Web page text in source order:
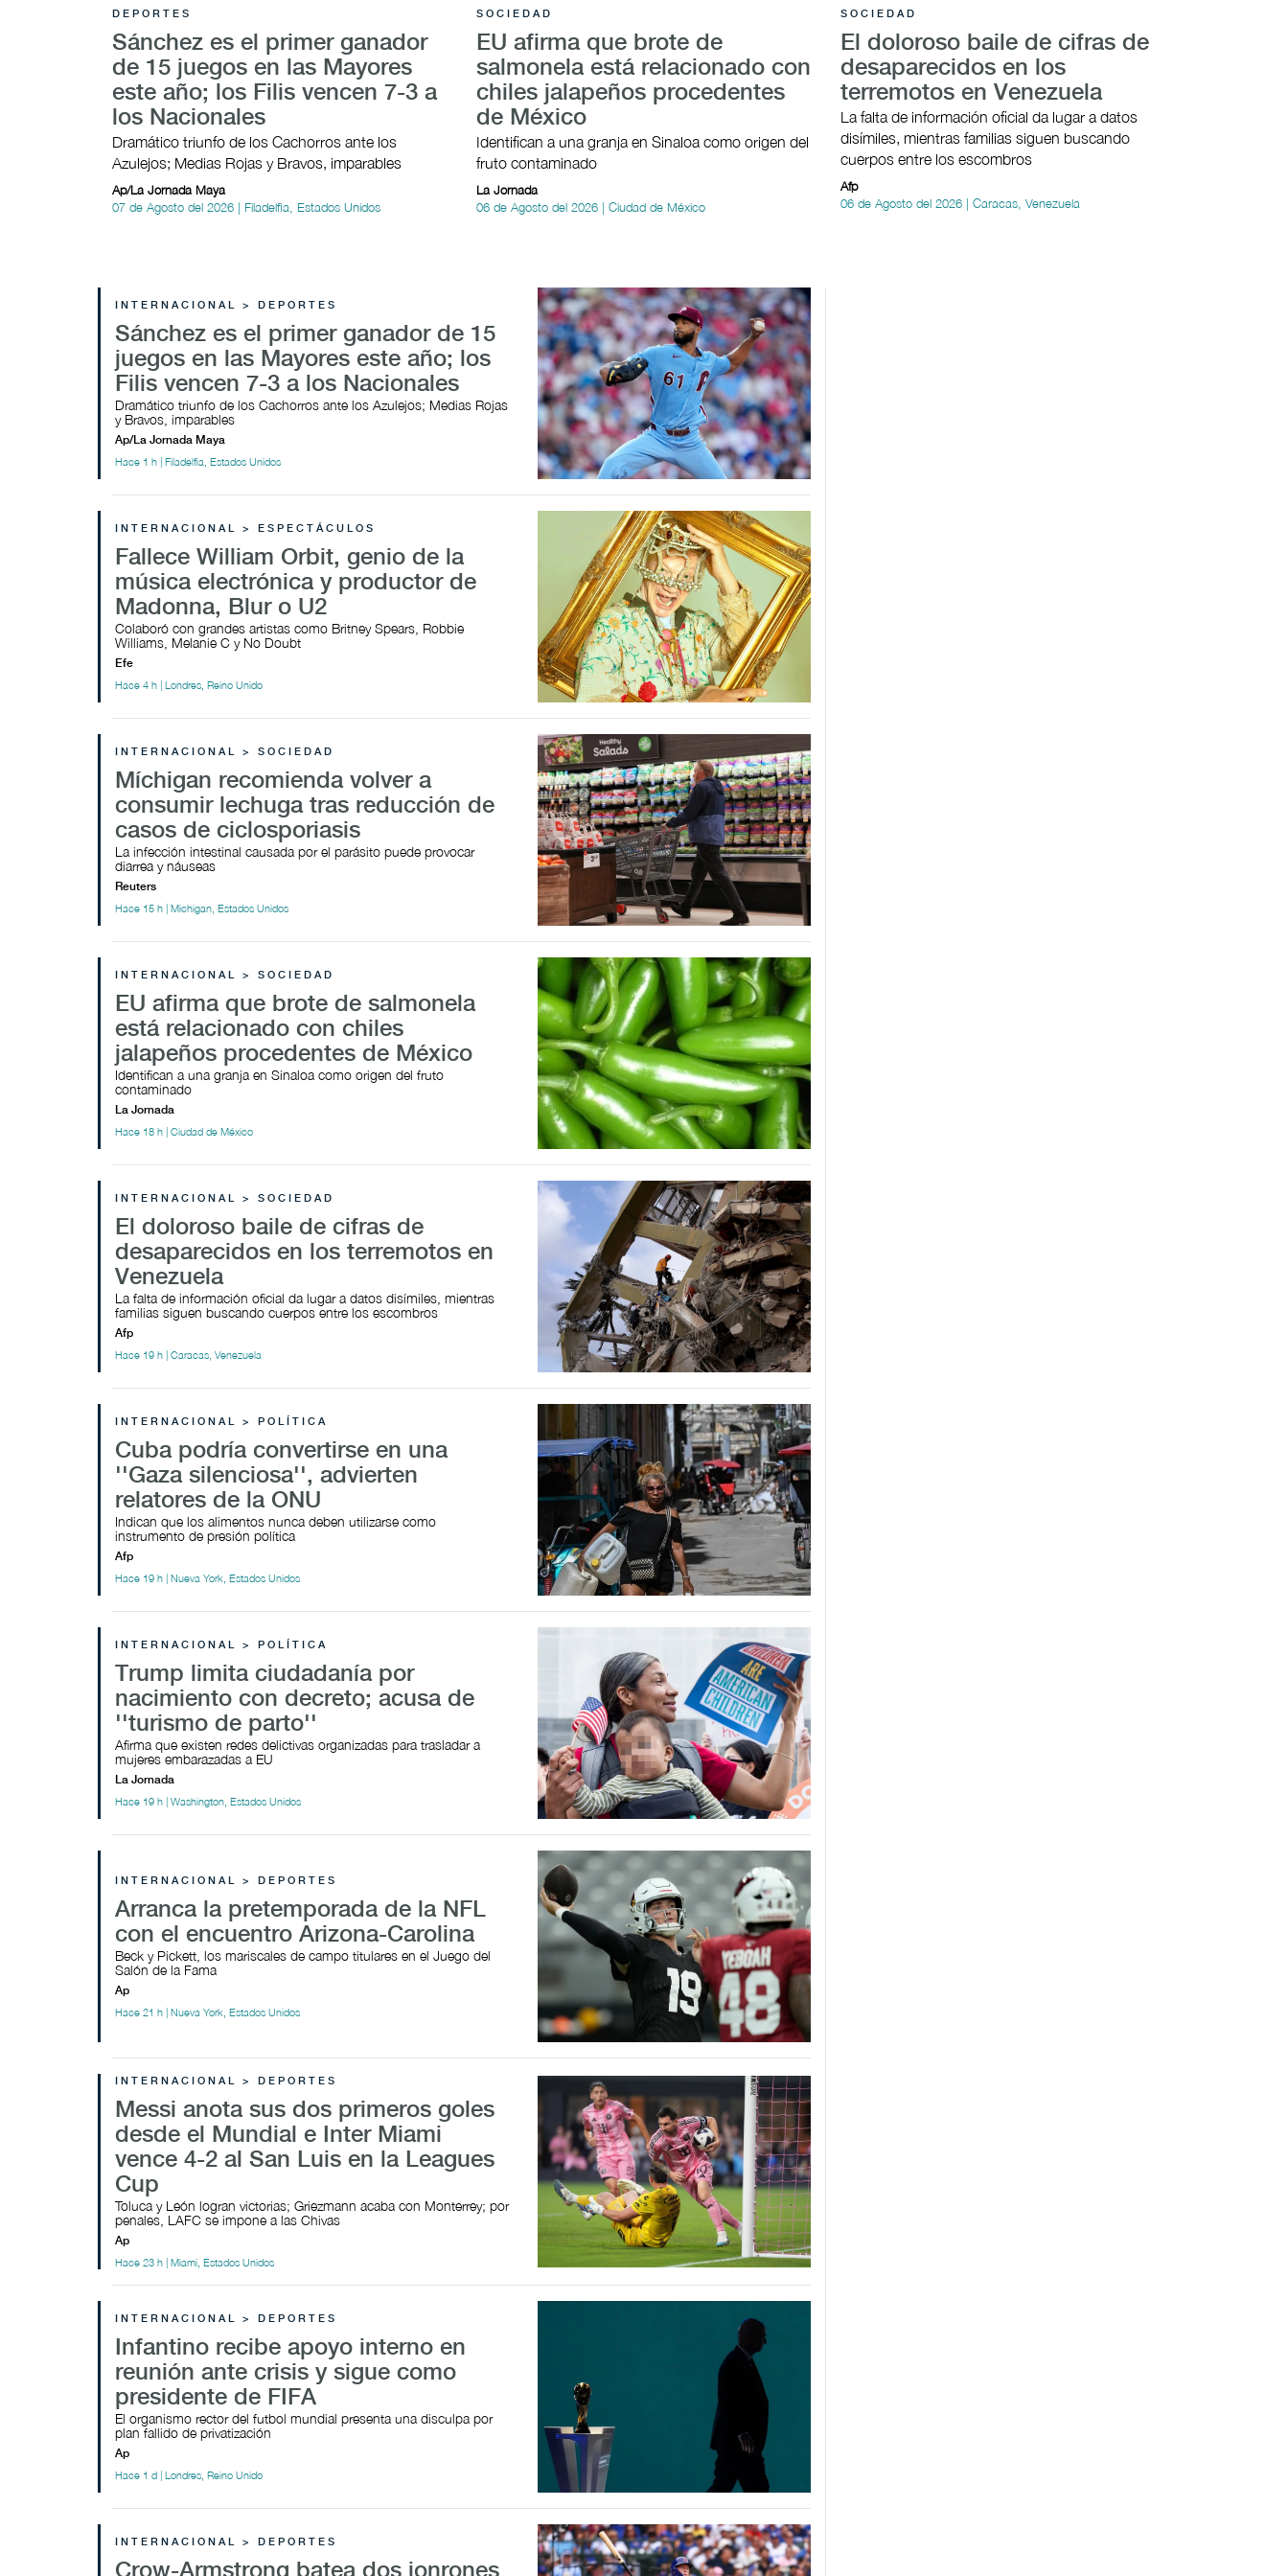
DEPORTES
Sánchez es el primer ganador
de 15 juegos en las Mayores
este año; los Filis vencen 7-3 a
los Nacionales
Dramático triunfo de los Cachorros ante los
Azulejos; Medias Rojas y Bravos, imparables
Ap/La Jornada Maya
07 de Agosto del 2026 | Filadelfia, Estados Unidos
SOCIEDAD
EU afirma que brote de
salmonela está relacionado con
chiles jalapeños procedentes
de México
Identifican a una granja en Sinaloa como origen del
fruto contaminado
La Jornada
06 de Agosto del 2026 | Ciudad de México
SOCIEDAD
El doloroso baile de cifras de
desaparecidos en los
terremotos en Venezuela
La falta de información oficial da lugar a datos
disímiles, mientras familias siguen buscando
cuerpos entre los escombros
Afp
06 de Agosto del 2026 | Caracas, Venezuela
INTERNACIONAL > DEPORTES
Sánchez es el primer ganador de 15
juegos en las Mayores este año; los
Filis vencen 7-3 a los Nacionales
Dramático triunfo de los Cachorros ante los Azulejos; Medias Rojas
y Bravos, imparables
Ap/La Jornada Maya
Hace 1 h | Filadelfia, Estados Unidos
INTERNACIONAL > ESPECTÁCULOS
Fallece William Orbit, genio de la
música electrónica y productor de
Madonna, Blur o U2
Colaboró con grandes artistas como Britney Spears, Robbie
Williams, Melanie C y No Doubt
Efe
Hace 4 h | Londres, Reino Unido
INTERNACIONAL > SOCIEDAD
Míchigan recomienda volver a
consumir lechuga tras reducción de
casos de ciclosporiasis
La infección intestinal causada por el parásito puede provocar ​
diarrea y náuseas
Reuters
Hace 15 h | Michigan, Estados Unidos
INTERNACIONAL > SOCIEDAD
EU afirma que brote de salmonela
está relacionado con chiles
jalapeños procedentes de México
Identifican a una granja en Sinaloa como origen del fruto
contaminado
La Jornada
Hace 18 h | Ciudad de México
INTERNACIONAL > SOCIEDAD
El doloroso baile de cifras de
desaparecidos en los terremotos en
Venezuela
La falta de información oficial da lugar a datos disímiles, mientras
familias siguen buscando cuerpos entre los escombros
Afp
Hace 19 h | Caracas, Venezuela
INTERNACIONAL > POLÍTICA
Cuba podría convertirse en una
''Gaza silenciosa'', advierten
relatores de la ONU
Indican que los alimentos nunca deben utilizarse como
instrumento de presión política
Afp
Hace 19 h | Nueva York, Estados Unidos
INTERNACIONAL > POLÍTICA
Trump limita ciudadanía por
nacimiento con decreto; acusa de
''turismo de parto''
Afirma que existen redes delictivas organizadas para trasladar a
mujeres embarazadas a EU
La Jornada
Hace 19 h | Washington, Estados Unidos
INTERNACIONAL > DEPORTES
Arranca la pretemporada de la NFL
con el encuentro Arizona-Carolina
Beck y Pickett, los mariscales de campo titulares en el Juego del
Salón de la Fama
Ap
Hace 21 h | Nueva York, Estados Unidos
INTERNACIONAL > DEPORTES
Messi anota sus dos primeros goles
desde el Mundial e Inter Miami
vence 4-2 al San Luis en la Leagues
Cup
Toluca y León logran victorias; Griezmann acaba con Monterrey; por
penales, LAFC se impone a las Chivas
Ap
Hace 23 h | Miami, Estados Unidos
INTERNACIONAL > DEPORTES
Infantino recibe apoyo interno en
reunión ante crisis y sigue como
presidente de FIFA
El organismo rector del futbol mundial presenta una disculpa por
plan fallido de privatización
Ap
Hace 1 d | Londres, Reino Unido
INTERNACIONAL > DEPORTES